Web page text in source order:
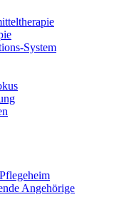
System
Angehörige